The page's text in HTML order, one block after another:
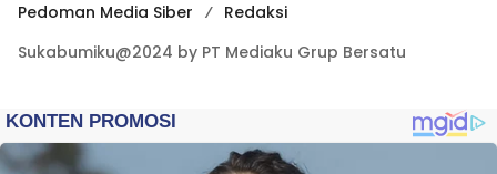
Pedoman Media Siber
Redaksi
Sukabumiku@2024 by PT Mediaku Grup Bersatu